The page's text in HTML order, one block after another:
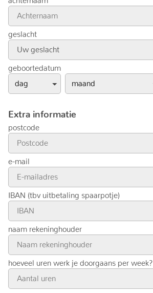
geslacht
Uw geslacht
geboortedatum
Extra informatie
postcode
e-mail
IBAN (tbv uitbetaling spaarpotje)
naam rekeninghouder
hoeveel uren werk je doorgaans per week?